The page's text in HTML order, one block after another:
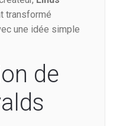
transformé
une idée simple
de